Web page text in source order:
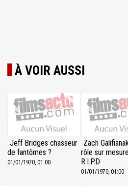
À VOIR AUSSI
Jeff Bridges chasseur
de fantômes ?
01/01/1970, 01:00
Zach
rôle sur
R.I.P.D
01/01/1970, 01:00